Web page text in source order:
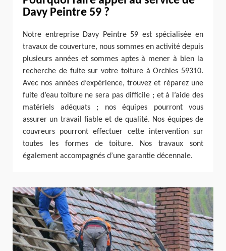
Davy Peintre 59 ?
Notre entreprise Davy Peintre 59 est spécialisée en
travaux de couverture, nous sommes en activité depuis
plusieurs années et sommes aptes à mener à bien la
recherche de fuite sur votre toiture à Orchies 59310.
Avec nos années d’expérience, trouvez et réparez une
fuite d’eau toiture ne sera pas difficile ; et à l’aide des
matériels adéquats ; nos équipes pourront vous
assurer un travail fiable et de qualité. Nos équipes de
couvreurs pourront effectuer cette intervention sur
toutes les formes de toiture. Nos travaux sont
également accompagnés d’une garantie décennale.